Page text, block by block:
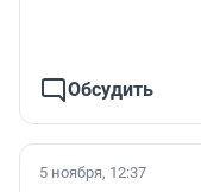
Обсудить
5 ноября, 12:37